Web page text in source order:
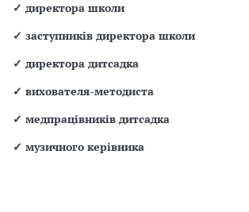
✓ директора школи
✓ заступників директора школи
✓ директора дитсадка
✓ вихователя-методиста
✓ медпрацівників дитсадка
✓ музичного керівника